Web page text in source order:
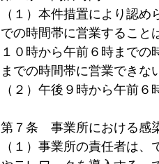
（１）本件措置により認
での時間帯に営業すること
１０時から午前６時まで
までの時間帯に営業できな
（２）午後９時から午前
第７条　事業所における感
（１）事業所の責任者は